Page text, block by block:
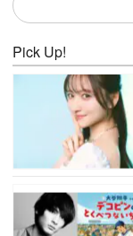
Pick Up!